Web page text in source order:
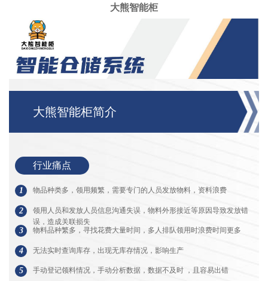
大熊智能柜
大熊智能柜简介
行业痛点
1 物品种类多，领用频繁，需要专⻔的人员发放物料，资料浪费
2
领用人员和发放人员信息沟通失误，物料外形接近等原因导致发放错
误，造成关联损失
3 物料品种繁多，寻找花费大量时间，多人排队领用时浪费时间更多
4 无法实时查询库存，出现无库存情况，影响生产
5 手动登记领料情况，手动分析数据，数据不及时 ，且容易出错